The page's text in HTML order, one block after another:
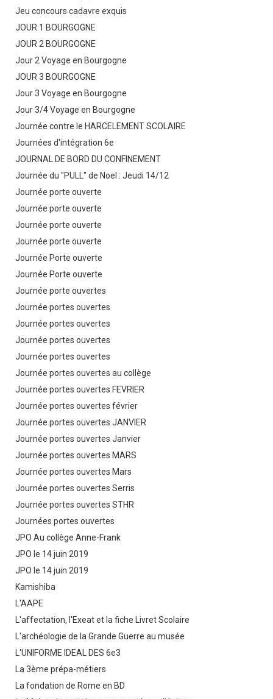
Jeu concours cadavre exquis
JOUR 1 BOURGOGNE
JOUR 2 BOURGOGNE
Jour 2 Voyage en Bourgogne
JOUR 3 BOURGOGNE
Jour 3 Voyage en Bourgogne
Jour 3/4 Voyage en Bourgogne
Journée contre le HARCELEMENT SCOLAIRE
Journées d'intégration 6e
JOURNAL DE BORD DU CONFINEMENT
Journée du "PULL" de Noel : Jeudi 14/12
Journée porte ouverte
Journée porte ouverte
Journée porte ouverte
Journée porte ouverte
Journée Porte ouverte
Journée Porte ouverte
Journée porte ouvertes
Journée portes ouvertes
Journée portes ouvertes
Journée portes ouvertes
Journée portes ouvertes
Journée portes ouvertes au collège
Journée portes ouvertes FEVRIER
Journée portes ouvertes février
Journée portes ouvertes JANVIER
Journée portes ouvertes Janvier
Journée portes ouvertes MARS
Journée portes ouvertes Mars
Journée portes ouvertes Serris
Journée portes ouvertes STHR
Journées portes ouvertes
JPO Au collège Anne-Frank
JPO le 14 juin 2019
JPO le 14 juin 2019
Kamishiba
L'AAPE
L'affectation, l'Exeat et la fiche Livret Scolaire
L'archéologie de la Grande Guerre au musée
L'UNIFORME IDEAL DES 6e3
La 3ème prépa-métiers
La fondation de Rome en BD